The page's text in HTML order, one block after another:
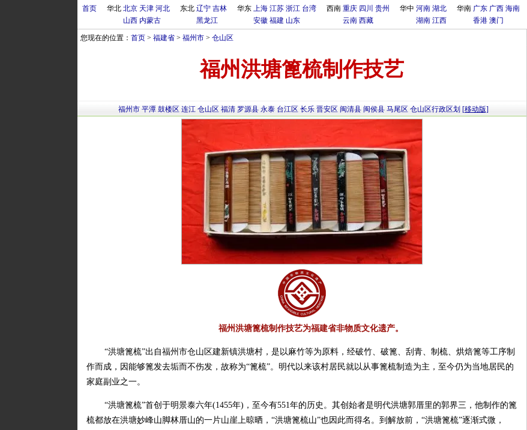
首页 华北 北京 天津 河北
山西 内蒙古
东北 辽宁 吉林
黑龙江
华东 上海 江苏 浙江 台湾
安徽 福建 山东
西南 重庆 四川 贵州
云南 西藏
华中 河南 湖北
湖南 江西
华南 广东 广西 海南
香港 澳门
您现在的位置： 首页> 福建省> 福州市> 仓山区
福州洪塘篦梳制作技艺
福州市 平潭 鼓楼区 连江 仓山区 福清 罗源县 永泰 台江区 长乐 晋安区 闽清县 闽侯县 马尾区 仓山区行政区划 [移动版]
福州洪塘篦梳制作技艺为福建省非物质文化遗产。
“洪塘篦梳”出自福州市仓山区建新镇洪塘村，是以麻竹等为原料，经破竹、破篦、刮青、制梳、烘焙篦等工序制
作而成，因能够篦发去垢而不伤发，故称为“篦梳”。明代以来该村居民就以从事篦梳制造为主，至今仍为当地居民的
家庭副业之一。
“洪塘篦梳”首创于明景泰六年(1455年)，至今有551年的历史。其创始者是明代洪塘郭厝里的郭界三，他制作的篦
梳都放在洪塘妙峰山脚林厝山的一片山崖上晾晒，“洪塘篦梳山”也因此而得名。到解放前，“洪塘篦梳”逐渐式微，